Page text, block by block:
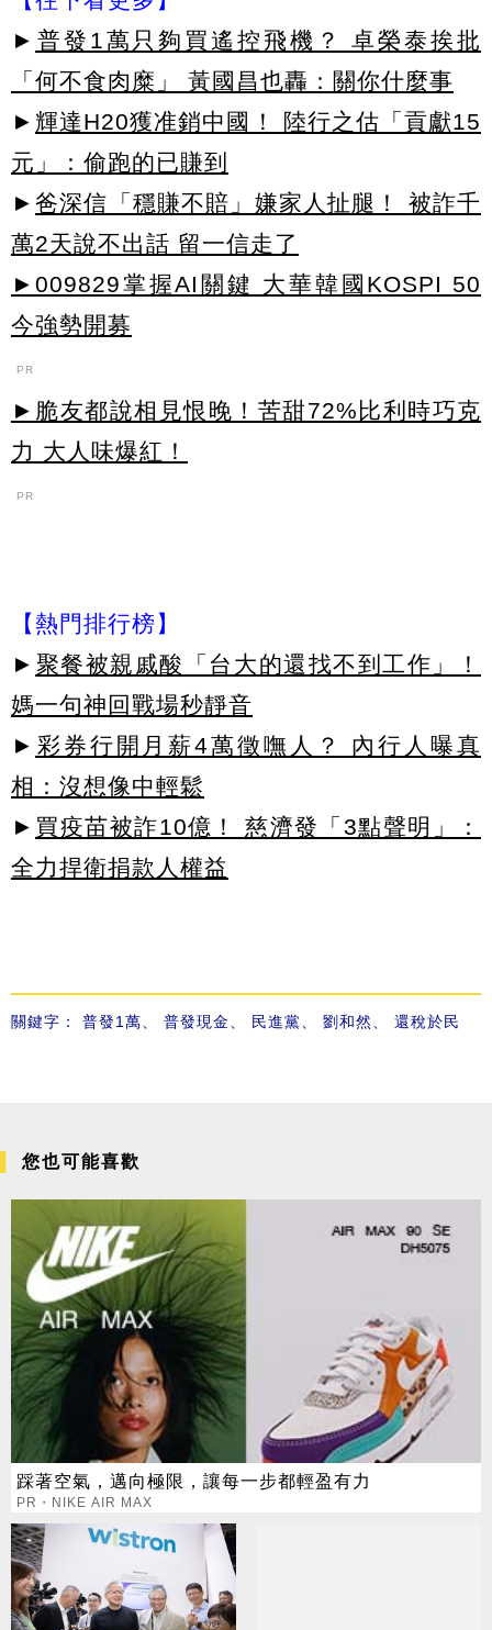
► 普發1萬只夠買遙控飛機？ 卓榮泰挨批
「何不食肉糜」 黃國昌也轟：關你什麼事
► 輝達H20獲准銷中國！ 陸行之估「貢獻15
元」：偷跑的已賺到
► 爸深信「穩賺不賠」嫌家人扯腿！ 被詐千
萬2天說不出話 留一信走了
►009829掌握AI關鍵 大華韓國KOSPI 50
今強勢開募
PR
►脆友都說相見恨晚！苦甜72%比利時巧克
力 大人味爆紅！
PR
【熱門排行榜】
► 聚餐被親戚酸「台大的還找不到工作」！
媽一句神回戰場秒靜音
► 彩券行開月薪4萬徵嘸人？ 內行人曝真
相：沒想像中輕鬆
► 買疫苗被詐10億！ 慈濟發「3點聲明」：
全力捍衛捐款人權益
關鍵字： 普發1萬 普發現金 民進黨 劉和然 還稅於民
您也可能喜歡
踩著空氣，邁向極限，讓每一步都輕盈有力
PR・NIKE AIR MAX